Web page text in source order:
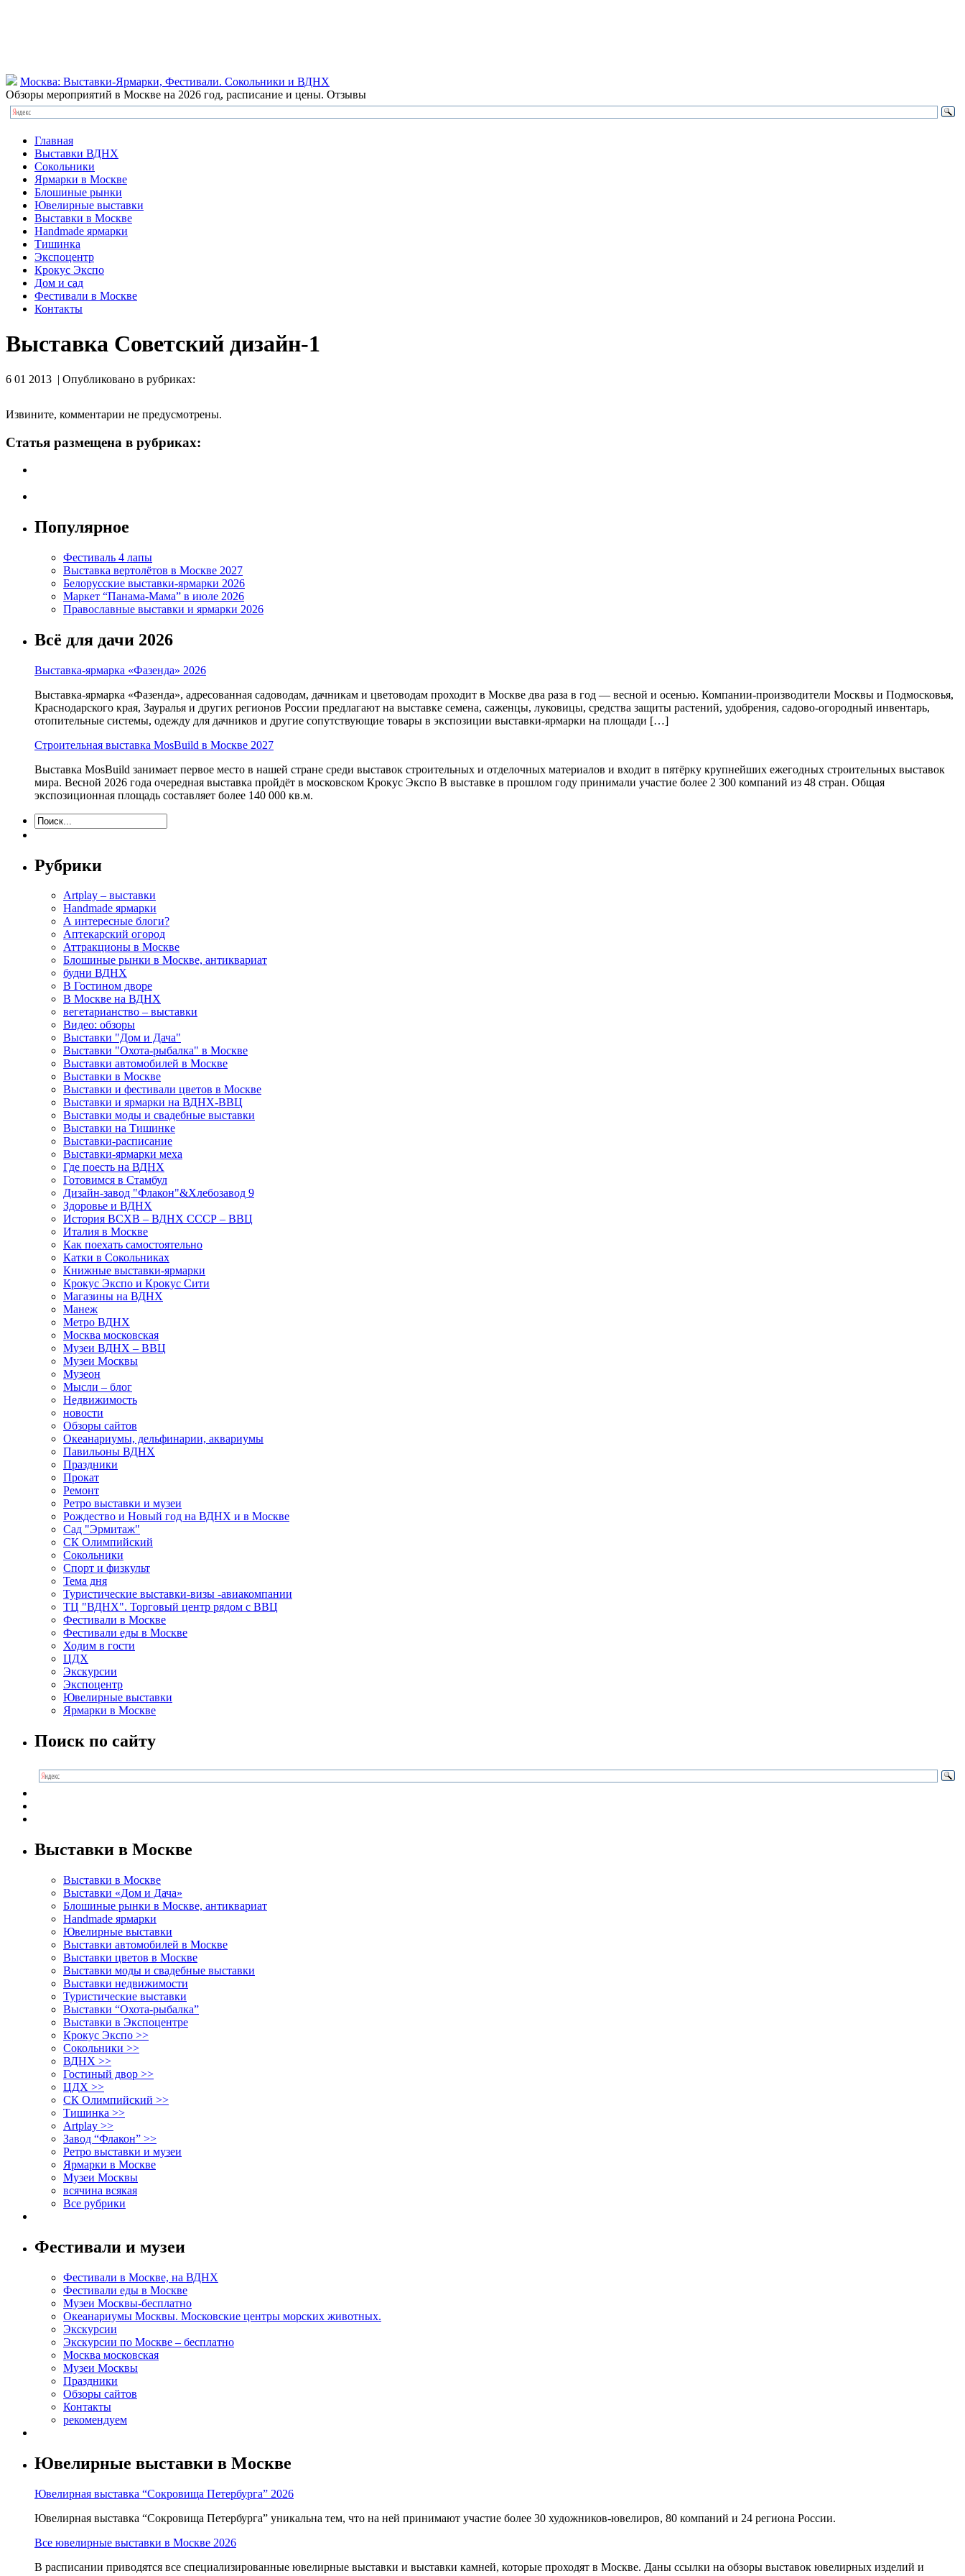
Москва: Выставки-Ярмарки, Фестивали. Сокольники и ВДНХ
Обзоры мероприятий в Москве на 2026 год, расписание и цены. Отзывы
Главная
Выставки ВДНХ
Сокольники
Ярмарки в Москве
Блошиные рынки
Ювелирные выставки
Выставки в Москве
Handmade ярмарки
Тишинка
Экспоцентр
Крокус Экспо
Дом и сад
Фестивали в Москве
Контакты
Выставка Советский дизайн-1
6 01 2013 | Опубликовано в рубриках:
Извините, комментарии не предусмотрены.
Статья размещена в рубриках:
Популярное
Фестиваль 4 лапы
Выставка вертолётов в Москве 2027
Белорусские выставки-ярмарки 2026
Маркет “Панама-Мама” в июле 2026
Православные выставки и ярмарки 2026
Всё для дачи 2026
Выставка-ярмарка «Фазенда» 2026
Выставка-ярмарка «Фазенда», адресованная садоводам, дачникам и цветоводам проходит в Москве два раза в год — весной и осенью. Компании-производители Москвы и Подмосковья,
Краснодарского края, Зауралья и других регионов России предлагают на выставке семена, саженцы, луковицы, средства защиты растений, удобрения, садово-огородный инвентарь,
отопительные системы, одежду для дачников и другие сопутствующие товары в экспозиции выставки-ярмарки на площади […]
Строительная выставка MosBuild в Москве 2027
Выставка MosBuild занимает первое место в нашей стране среди выставок строительных и отделочных материалов и входит в пятёрку крупнейших ежегодных строительных выставок
мира. Весной 2026 года очередная выставка пройдёт в московском Крокус Экспо В выставке в прошлом году принимали участие более 2 300 компаний из 48 стран. Общая
экспозиционная площадь составляет более 140 000 кв.м.
Рубрики
Artplay – выставки
Handmade ярмарки
А интересные блоги?
Аптекарский огород
Аттракционы в Москве
Блошиные рынки в Москве, антиквариат
будни ВДНХ
В Гостином дворе
В Москве на ВДНХ
вегетарианство – выставки
Видео: обзоры
Выставки "Дом и Дача"
Выставки "Охота-рыбалка" в Москве
Выставки автомобилей в Москве
Выставки в Москве
Выставки и фестивали цветов в Москве
Выставки и ярмарки на ВДНХ-ВВЦ
Выставки моды и свадебные выставки
Выставки на Тишинке
Выставки-расписание
Выставки-ярмарки меха
Где поесть на ВДНХ
Готовимся в Стамбул
Дизайн-завод "Флакон"&Хлебозавод 9
Здоровье и ВДНХ
История ВСХВ – ВДНХ СССР – ВВЦ
Италия в Москве
Как поехать самостоятельно
Катки в Сокольниках
Книжные выставки-ярмарки
Крокус Экспо и Крокус Сити
Магазины на ВДНХ
Манеж
Метро ВДНХ
Москва московская
Музеи ВДНХ – ВВЦ
Музеи Москвы
Музеон
Мысли – блог
Недвижимость
новости
Обзоры сайтов
Океанариумы, дельфинарии, аквариумы
Павильоны ВДНХ
Праздники
Прокат
Ремонт
Ретро выставки и музеи
Рождество и Новый год на ВДНХ и в Москве
Сад "Эрмитаж"
СК Олимпийский
Сокольники
Спорт и физкульт
Тема дня
Туристические выставки-визы -авиакомпании
ТЦ "ВДНХ". Торговый центр рядом с ВВЦ
Фестивали в Москве
Фестивали еды в Москве
Ходим в гости
ЦДХ
Экскурсии
Экспоцентр
Ювелирные выставки
Ярмарки в Москве
Поиск по сайту
Выставки в Москве
Выставки в Москве
Выставки «Дом и Дача»
Блошиные рынки в Москве, антиквариат
Handmade ярмарки
Ювелирные выставки
Выставки автомобилей в Москве
Выставки цветов в Москве
Выставки моды и свадебные выставки
Выставки недвижимости
Туристические выставки
Выставки “Охота-рыбалка”
Выставки в Экспоцентре
Крокус Экспо >>
Сокольники >>
ВДНХ >>
Гостиный двор >>
ЦДХ >>
СК Олимпийский >>
Тишинка >>
Artplay >>
Завод “Флакон” >>
Ретро выставки и музеи
Ярмарки в Москве
Музеи Москвы
всячина всякая
Все рубрики
Фестивали и музеи
Фестивали в Москве, на ВДНХ
Фестивали еды в Москве
Музеи Москвы-бесплатно
Океанариумы Москвы. Московские центры морских животных.
Экскурсии
Экскурсии по Москве – бесплатно
Москва московская
Музеи Москвы
Праздники
Обзоры сайтов
Контакты
рекомендуем
Ювелирные выставки в Москве
Ювелирная выставка “Сокровища Петербурга” 2026
Ювелирная выставка “Сокровища Петербурга” уникальна тем, что на ней принимают участие более 30 художников-ювелиров, 80 компаний и 24 региона России.
Все ювелирные выставки в Москве 2026
В расписании приводятся все специализированные ювелирные выставки и выставки камней, которые проходят в Москве. Даны ссылки на обзоры выставок ювелирных изделий и